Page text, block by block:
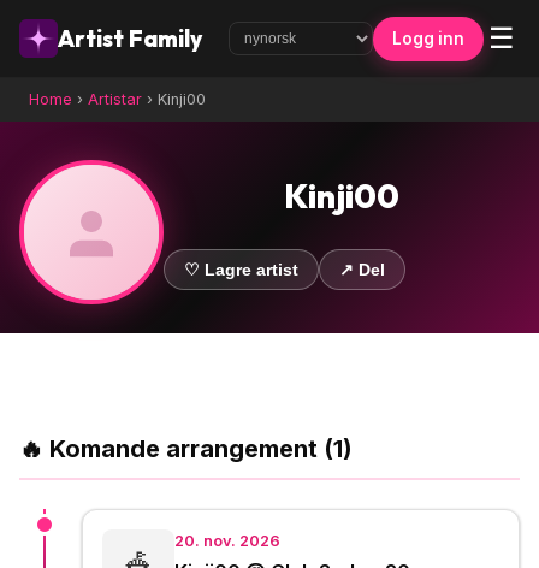
Artist Family Logg inn ☰
Home › Artistar › Kinji00
Kinji00
♡ Lagre artist ↗ Del
🔥 Komande arrangement (1)
20. nov. 2026